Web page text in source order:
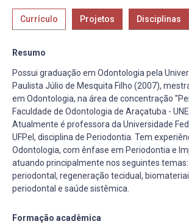
Currículo Projetos Disciplinas
Resumo
Possui graduação em Odontologia pela
Paulista Júlio de Mesquita Filho (2007),
em Odontologia, na área de concentração
Faculdade de Odontologia de Araçatuba -
Atualmente é professora da Universidade
UFPel, disciplina de Periodontia. Tem
Odontologia, com ênfase em Periodontia e
atuando principalmente nos seguintes
periodontal, regeneração tecidual,
periodontal e saúde sistêmica.
Formação acadêmica